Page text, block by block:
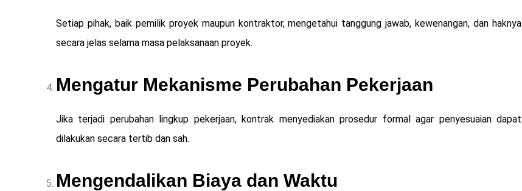
Setiap pihak, baik pemilik proyek maupun kontraktor, mengetahui tanggung jawab, kewenangan, dan haknya
secara jelas selama masa pelaksanaan proyek.
Mengatur Mekanisme Perubahan Pekerjaan
Jika terjadi perubahan lingkup pekerjaan, kontrak menyediakan prosedur formal agar penyesuaian dapat
dilakukan secara tertib dan sah.
Mengendalikan Biaya dan Waktu